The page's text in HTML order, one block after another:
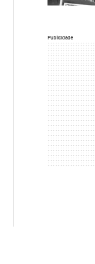
Publicidade